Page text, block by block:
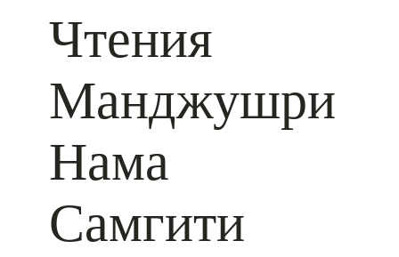
Чтения
Манджушри
Нама
Самгити